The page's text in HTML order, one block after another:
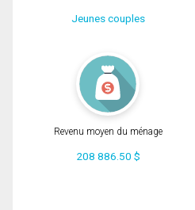
Jeunes couples
Revenu moyen du ménage
208 886.50 $